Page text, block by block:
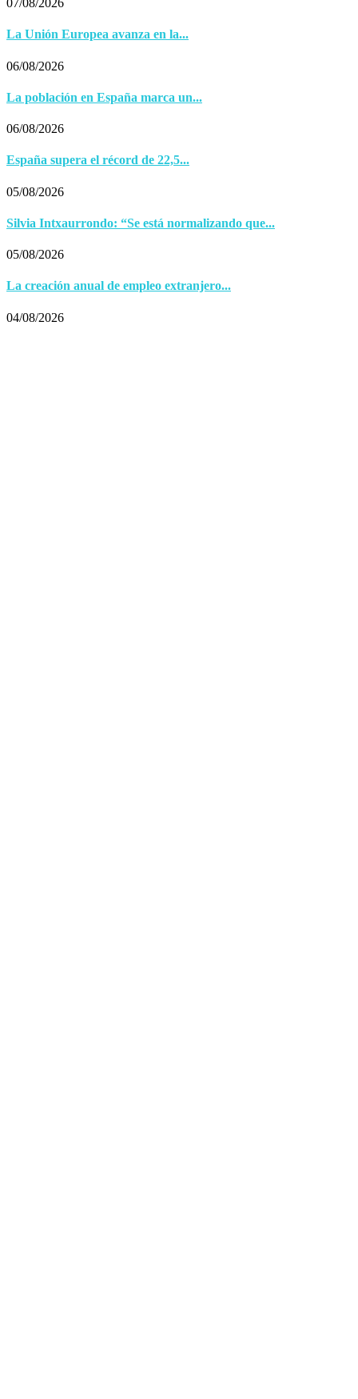
07/08/2026
La Unión Europea avanza en la...
06/08/2026
La población en España marca un...
06/08/2026
España supera el récord de 22,5...
05/08/2026
Silvia Intxaurrondo: “Se está normalizando que...
05/08/2026
La creación anual de empleo extranjero...
04/08/2026